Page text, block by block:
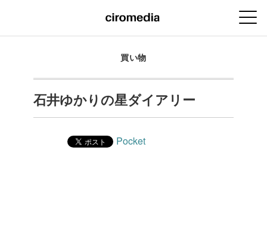
買い物
石井ゆかりの星ダイアリー
Pocket